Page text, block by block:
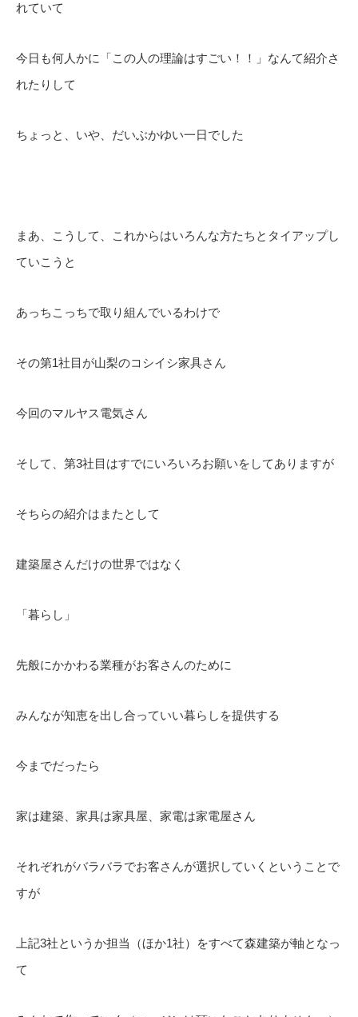
れていて
今日も何人かに「この人の理論はすごい！！」なんて紹介さ
れたりして
ちょっと、いや、だいぶかゆい一日でした
まあ、こうして、これからはいろんな方たちとタイアップし
ていこうと
あっちこっちで取り組んでいるわけで
その第1社目が山梨のコシイシ家具さん
今回のマルヤス電気さん
そして、第3社目はすでにいろいろお願いをしてありますが
そちらの紹介はまたとして
建築屋さんだけの世界ではなく
「暮らし」
先般にかかわる業種がお客さんのために
みんなが知恵を出し合っていい暮らしを提供する
今までだったら
家は建築、家具は家具屋、家電は家電屋さん
それぞれがバラバラでお客さんが選択していくということで
すが
上記3社というか担当（ほか1社）をすべて森建築が軸となっ
て